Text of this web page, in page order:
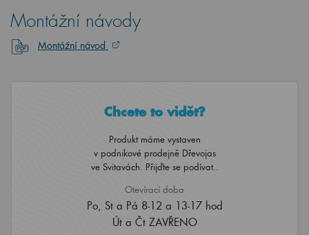
Montážní návody
Montážní návod
Chcete to vidět?
Produkt máme vystaven
v podnikové prodejně Dřevojas
ve Svitavách. Přijďte se podívat..
Otevírací doba
Po, St a Pá 8-12 a 13-17 hod
Út a Čt ZAVŘENO